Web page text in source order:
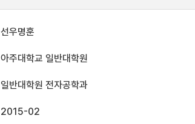
선우명훈
아주대학교 일반대학원
일반대학원 전자공학과
2015-02